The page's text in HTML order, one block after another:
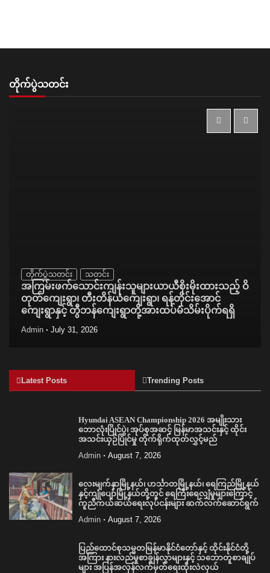
တိုက်ပွဲသတင်း
တိုက်ပွဲသတင်း သတင်း
အကြမ်းဖက်သောင်းကျန်းသူများယာယီစိုးမိုးထားသည့် ဝိ
တုတ်ကျေးရွာ၊ တီးတိန်ယံကျေးရွာ၊ ရန်တိုင်းအောင်
ကျေးရွာနှင့် တွီဘန်ကျေးရွာတို့အားထပ်မံသိမ်းပိုက်ရရှိ
Admin July 31, 2026
Latest Posts Trending Posts
Hyundai ASEAN Championship 2026 အမျိုးသား
ဘောလုံးပြိုင်ပွဲ၊ အုပ်စုအဆင့် မြန်မာအသင်းနှင့် ထိုင်း
အသင်းယှဉ်ပြိုင်မှု တိုက်ရိုက်ထုတ်လွှင့်မည်
Admin August 7, 2026
လေးမျက်နှာမြို့နယ်၊ ဟင်္သာတမြို့နယ်၊ ရေကြည်မြို့နယ်
နှင့်ကျုံပျော်မြို့နယ်တို့တွင် ရေကြီးရေလျှံမှုများကြောင့်
ကူညီကယ်ဆယ်ရေးလုပ်ငန်းများ ဆက်လက်ဆောင်ရွက်
Admin August 7, 2026
ပြည်ထောင်စုသမ္မတမြန်မာနိုင်ငံတော်နှင့် ထိုင်းနိုင်ငံတို့
အကြား နားလည်မှုစာချွန်လွှာများနှင့် သဘောတူစာချုပ်
များ အပြန်အလှန်လက်မှတ်ရေးထိုးလဲလှယ်